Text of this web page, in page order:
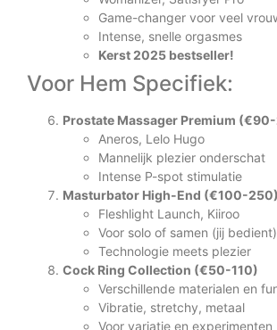
Game-changer voor veel
Intense, snelle orgasmes
Kerst 2025 bestseller!
Voor Hem Specifiek:
Prostate Massager Premium
Aneros, Lelo Hugo
Mannelijk plezier onderschat
Intense P-spot stimulatie
Masturbator High-End (€100-250)
Fleshlight Launch, Kiiroo
Voor solo of samen (jij bedient)
Technologie meets plezier
Cock Ring Collection (€50-110)
Verschillende materialen en
Vibratie, stretchy, metaal
Voor variatie en experimenten